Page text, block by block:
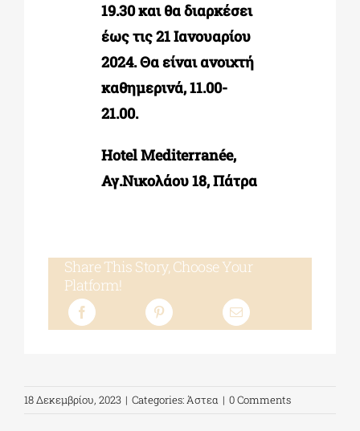
19.30 και θα διαρκέσει
έως τις 21 Ιανουαρίου
2024. Θα είναι ανοιχτή
καθημερινά, 11.00-
21.00.
Hotel Mediterranée,
Αγ.Νικολάου 18, Πάτρα
Share This Story, Choose Your
Platform!
18 Δεκεμβρίου, 2023 | Categories:Άστεα | 0 Comments